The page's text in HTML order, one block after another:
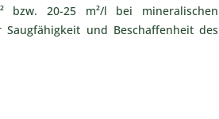
bzw. 20-25 m²/l bei mineralischen
und Beschaffenheit des